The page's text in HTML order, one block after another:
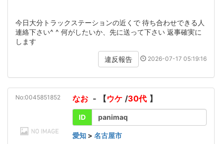
今日大分トラックステーションの近くで 待ち合わせできる人
連絡下さい^ ^ 何がしたいか、先に送って下さい 返事確実に
します
違反報告 2026-07-17 05:19:16
No:0045851852 なお - 【ウケ /30代 】
ID panimaq
愛知 > 名古屋市